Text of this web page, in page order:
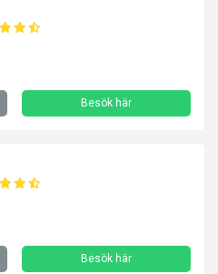
Besök här
Besök här